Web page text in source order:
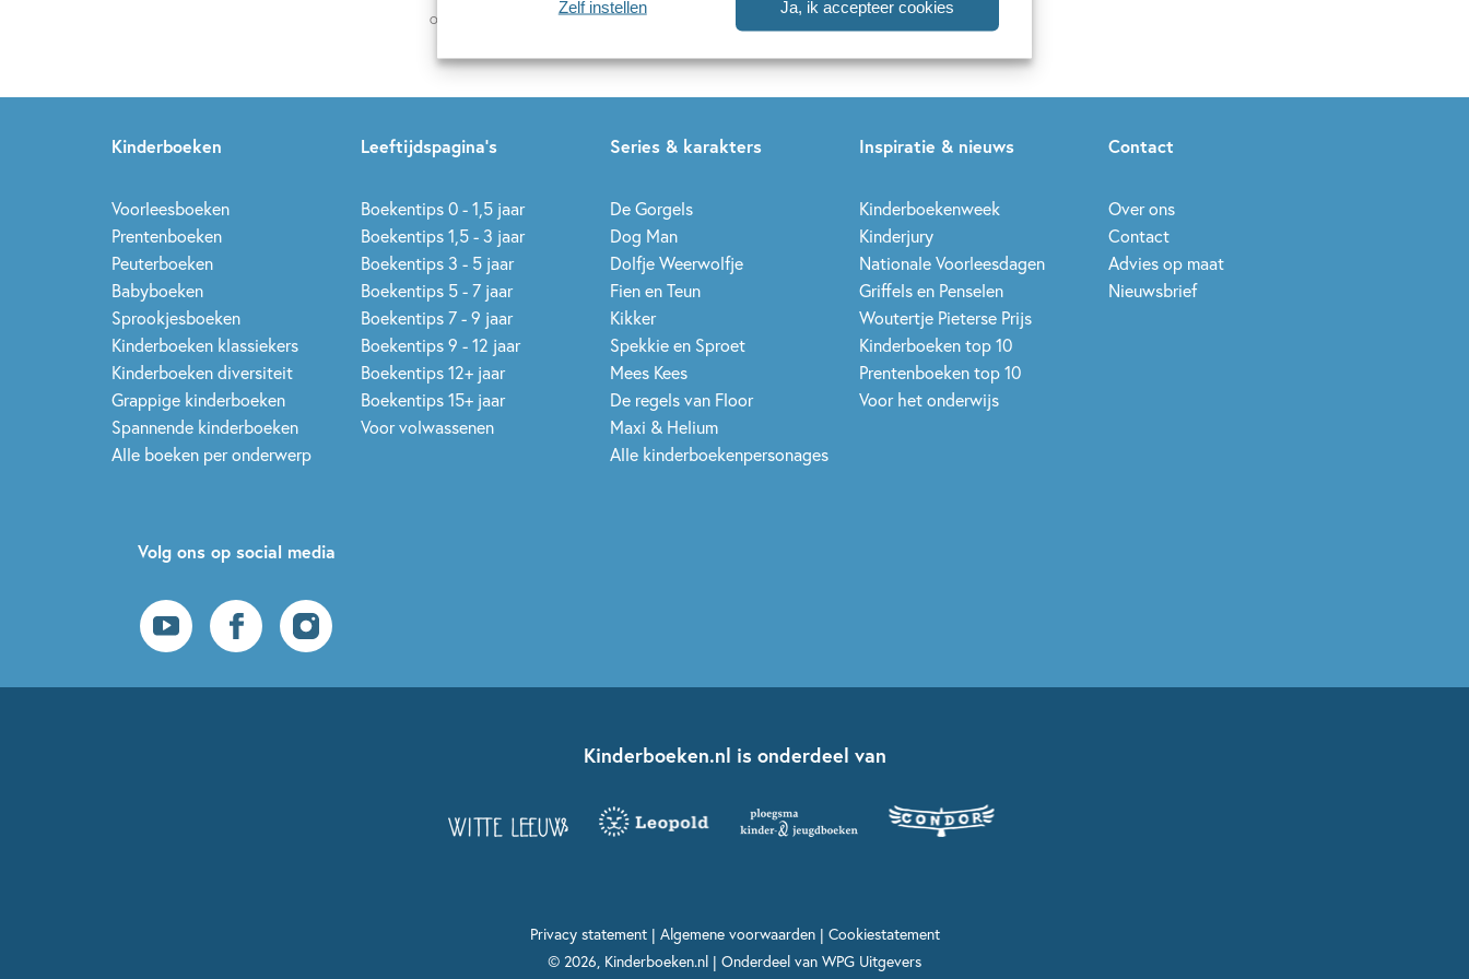
Ja, ik accepteer cookies
Zelf instellen
Op onze nieuwsbrieven is het
Kinderboeken
Voorleesboeken
Prentenboeken
Peuterboeken
Babyboeken
Sprookjesboeken
Kinderboeken klassiekers
Kinderboeken diversiteit
Grappige kinderboeken
Spannende kinderboeken
Alle boeken per onderwerp
Leeftijdspagina’s
Boekentips 0 - 1,5 jaar
Boekentips 1,5 - 3 jaar
Boekentips 3 - 5 jaar
Boekentips 5 - 7 jaar
Boekentips 7 - 9 jaar
Boekentips 9 - 12 jaar
Boekentips 12+ jaar
Boekentips 15+ jaar
Voor volwassenen
Series & karakters
De Gorgels
Dog Man
Dolfje Weerwolfje
Fien en Teun
Kikker
Spekkie en Sproet
Mees Kees
De regels van Floor
Maxi & Helium
Alle kinderboekenpersonages
Inspiratie & nieuws
Kinderboekenweek
Kinderjury
Nationale Voorleesdagen
Griffels en Penselen
Woutertje Pieterse Prijs
Kinderboeken top 10
Prentenboeken top 10
Voor het onderwijs
Contact
Over ons
Contact
Advies op maat
Nieuwsbrief
Volg ons op social media
Kinderboeken.nl is onderdeel van
Privacy statement| Algemene voorwaarden| Cookiestatement
© 2026, Kinderboeken.nl | Onderdeel van WPG Uitgevers